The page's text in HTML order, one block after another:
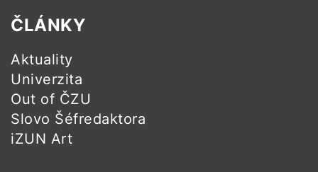
ČLÁNKY
Aktuality
Univerzita
Out of ČZU
Slovo Šéfredaktora
iZUN Art